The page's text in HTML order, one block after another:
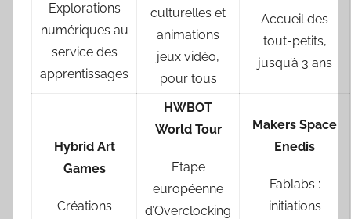
Explorations
numériques au
service des
apprentissages
culturelles et
animations
jeux vidéo,
pour tous
Accueil des
tout-petits,
jusqu’à 3 ans
HybridArt
Games
Créations
HWBOT
World Tour
Etape
européenne
d’Overclocking
Makers Space
Enedis
Fablabs :
initiations